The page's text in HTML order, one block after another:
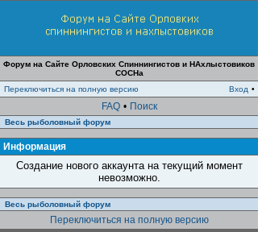
Форум на Сайте Орловских Спиннингистов и НАхлыстовиков
СОСНа
Переключиться на полную версию
Вход •
FAQ • Поиск
Весь рыболовный форум
Информация
Создание нового аккаунта на текущий момент
невозможно.
Весь рыболовный форум
Переключиться на полную версию